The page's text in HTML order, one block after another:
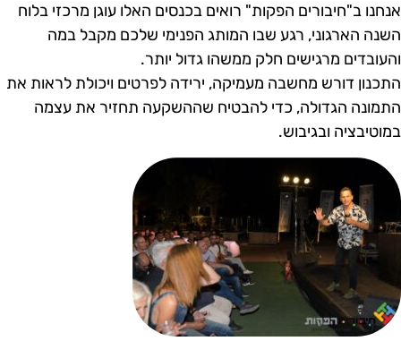
ב"חיבורים הפקות" רואים בכנסים האלו עוגן מרכזי בלוח
הארגוני, רגע שבו המותג הפנימי שלכם מקבל במה
מרגישים חלק ממשהו גדול יותר.
דורש מחשבה מעמיקה, ירידה לפרטים ויכולת לראות את
הגדולה, כדי להבטיח שההשקעה תחזיר את עצמה
ובגיבוש.